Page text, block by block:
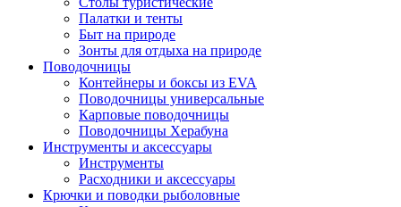
Палатки и тенты
Быт на природе
Зонты для отдыха на природе
Поводочницы
Контейнеры и боксы из EVA
Поводочницы универсальные
Карповые поводочницы
Поводочницы Херабуна
Инструменты и аксессуары
Инструменты
Расходники и аксессуары
Крючки и поводки рыболовные